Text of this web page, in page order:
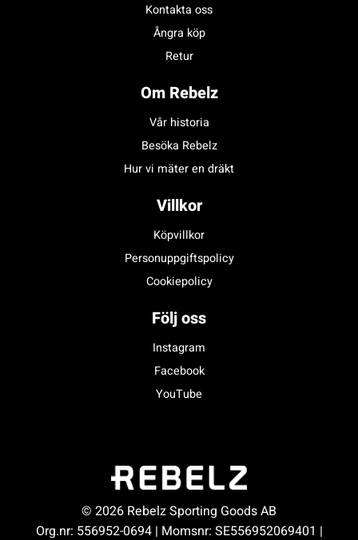
Kontakta oss
Ångra köp
Retur
Om Rebelz
Vår historia
Besöka Rebelz
Hur vi mäter en dräkt
Villkor
Köpvillkor
Personuppgiftspolicy
Cookiepolicy
Följ oss
Instagram
Facebook
YouTube
© 2026 Rebelz Sporting Goods AB
Org.nr: 556952-0694 | Momsnr: SE556952069401 |